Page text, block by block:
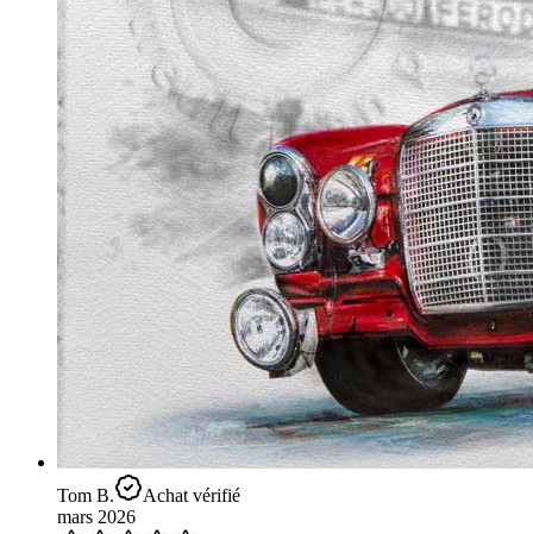
Tom B.
Achat vérifié
mars 2026